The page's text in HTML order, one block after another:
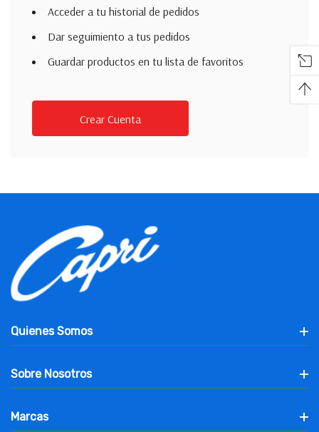
Acceder a tu historial de pedidos
Dar seguimiento a tus pedidos
Guardar productos en tu lista de favoritos
Crear Cuenta
Quienes Somos
Sobre Nosotros
Marcas